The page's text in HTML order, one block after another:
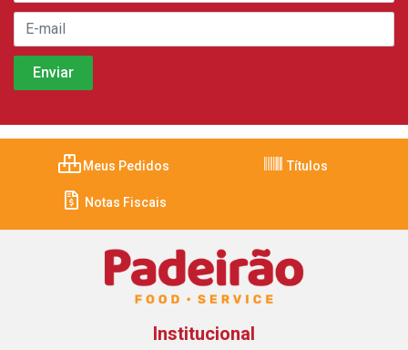
Meus Pedidos Títulos
Notas Fiscais
Institucional